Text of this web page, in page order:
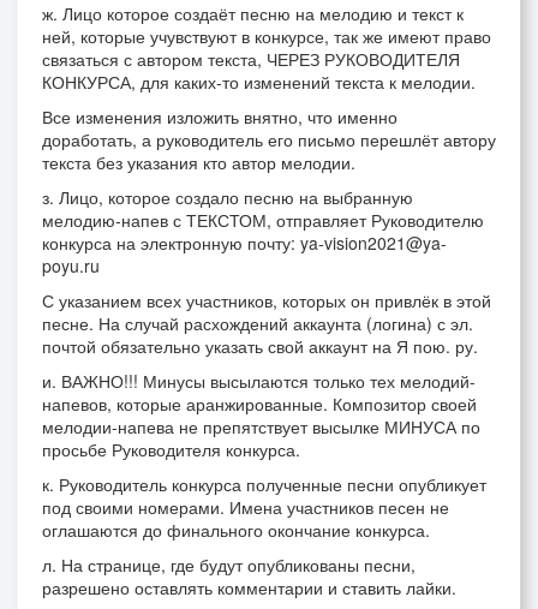
ж. Лицо которое создаёт песню на мелодию и текст к
ней, которые учувствуют в конкурсе, так же имеют право
связаться с автором текста, ЧЕРЕЗ РУКОВОДИТЕЛЯ
КОНКУРСА, для каких-то изменений текста к мелодии.
Все изменения изложить внятно, что именно
доработать, а руководитель его письмо перешлёт автору
текста без указания кто автор мелодии.
з. Лицо, которое создало песню на выбранную
мелодию-напев с ТЕКСТОМ, отправляет Руководителю
конкурса на электронную почту: ya-vision2021@ya-
poyu.ru
С указанием всех участников, которых он привлёк в этой
песне. На случай расхождений аккаунта (логина) с эл.
почтой обязательно указать свой аккаунт на Я пою. ру.
и. ВАЖНО!!! Минусы высылаются только тех мелодий-
напевов, которые аранжированные. Композитор своей
мелодии-напева не препятствует высылке МИНУСА по
просьбе Руководителя конкурса.
к. Руководитель конкурса полученные песни опубликует
под своими номерами. Имена участников песен не
оглашаются до финального окончание конкурса.
л. На странице, где будут опубликованы песни,
разрешено оставлять комментарии и ставить лайки.